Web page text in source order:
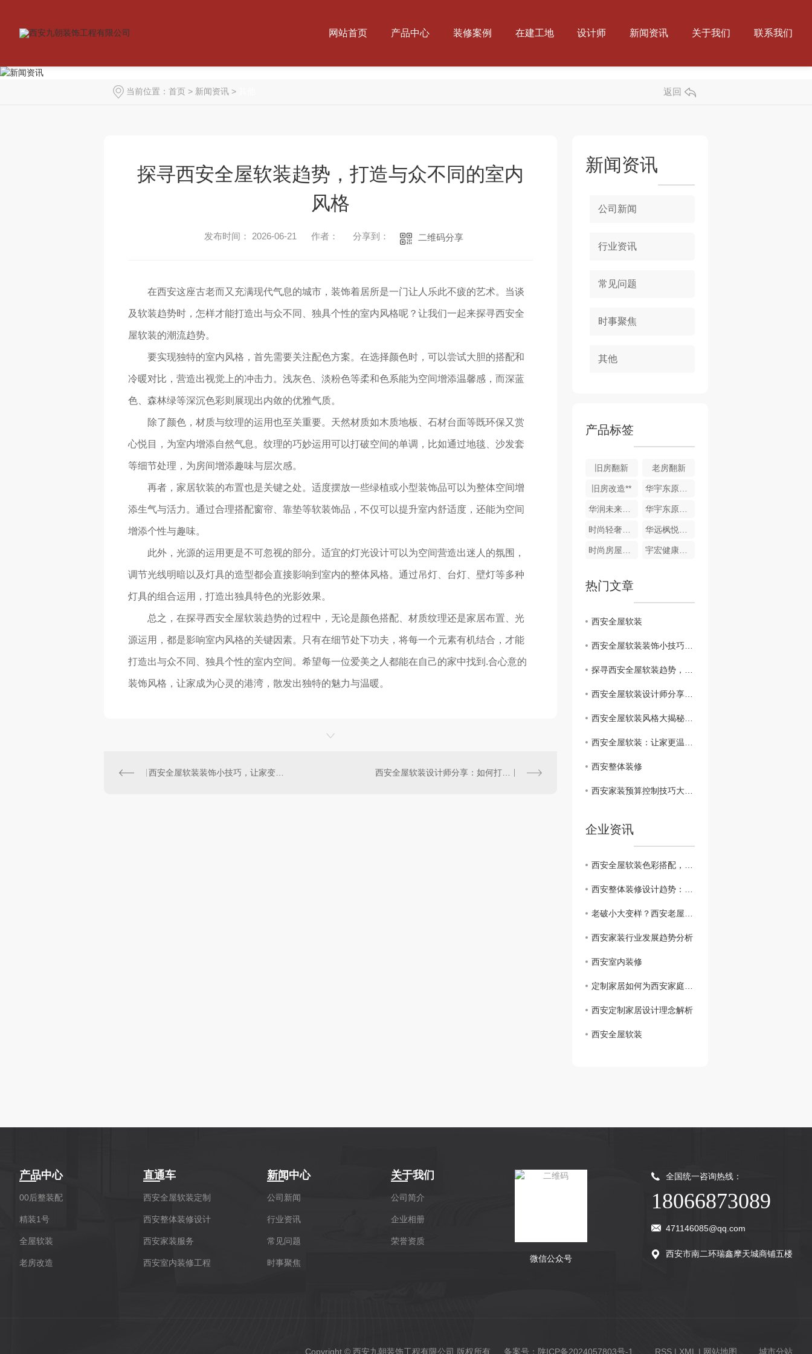
网站首页 产品中心 装修案例 在建工地 设计师 新闻资讯 关于我们 联系我们
当前位置： 首页 > 新闻资讯 > 返回
探寻西安全屋软装趋势，打造与众不同的室内
风格
发布时间： 2026-06-21 作者： 分享到： 二维码分享
在西安这座古老而又充满现代气息的城市，装饰着居所是一门让人乐此不疲的艺术。当谈
及软装趋势时，怎样才能打造出与众不同、独具个性的室内风格呢？让我们一起来探寻西安全
屋软装的潮流趋势。
要实现独特的室内风格，首先需要关注配色方案。在选择颜色时，可以尝试大胆的搭配和
冷暖对比，营造出视觉上的冲击力。浅灰色、淡粉色等柔和色系能为空间增添温馨感，而深蓝
色、森林绿等深沉色彩则展现出内敛的优雅气质。
除了颜色，材质与纹理的运用也至关重要。天然材质如木质地板、石材台面等既环保又赏
心悦目，为室内增添自然气息。纹理的巧妙运用可以打破空间的单调，比如通过地毯、沙发套
等细节处理，为房间增添趣味与层次感。
再者，家居软装的布置也是关键之处。适度摆放一些绿植或小型装饰品可以为整体空间增
添生气与活力。通过合理搭配窗帘、靠垫等软装饰品，不仅可以提升室内舒适度，还能为空间
增添个性与趣味。
此外，光源的运用更是不可忽视的部分。适宜的灯光设计可以为空间营造出迷人的氛围，
调节光线明暗以及灯具的造型都会直接影响到室内的整体风格。通过吊灯、台灯、壁灯等多种
灯具的组合运用，打造出独具特色的光影效果。
总之，在探寻西安全屋软装趋势的过程中，无论是颜色搭配、材质纹理还是家居布置、光
源运用，都是影响室内风格的关键因素。只有在细节处下功夫，将每一个元素有机结合，才能
打造出与众不同、独具个性的室内空间。希望每一位爱美之人都能在自己的家中找到.合心意的
装饰风格，让家成为心灵的港湾，散发出独特的魅力与温暖。
西安全屋软装装饰小技巧，让家变得更加温馨舒适 西安全屋软装设计师分享：如何打造时尚现代的家居环境
新闻资讯
公司新闻
行业资讯
常见问题
时事聚焦
其他
产品标签
旧房翻新 老房翻新
旧房改造** 华宇东原阅境13-1-1801室，木门安装自检
华润未来城市DK6 4-2-601室，竣工验收 华宇东原阅境1-201室，水电验收
时尚轻奢家装 华远枫悦精装修
时尚房屋精装 宇宏健康花城三期
热门文章
西安全屋软装
西安全屋软装装饰小技巧，让家变得更加温馨舒适
探寻西安全屋软装趋势，打造与众不同的室内风格
西安全屋软装设计师分享：如何打造时尚现代的家居环境
西安全屋软装风格大揭秘，打造独具个性的家居空间
西安全屋软装：让家更温馨舒适的设计灵感
西安整体装修
西安家装预算控制技巧大揭秘
企业资讯
西安全屋软装色彩搭配，打造视觉盛宴
西安整体装修设计趋势：了解..潮流风格
老破小大变样？西安老屋改造的好处居然有这么多！
西安家装行业发展趋势分析
西安室内装修
定制家居如何为西安家庭打造舒适空间
西安定制家居设计理念解析
西安全屋软装
产品中心
00后整装配
精装1号
全屋软装
老房改造
直通车
西安全屋软装定制
西安整体装修设计
西安家装服务
西安室内装修工程
新闻中心
公司新闻
行业资讯
常见问题
时事聚焦
关于我们
公司简介
企业相册
荣誉资质
微信公众号
全国统一咨询热线：
18066873089
471146085@qq.com
西安市南二环瑞鑫摩天城商铺五楼
Copyright © 西安九朝装饰工程有限公司 版权所有 备案号： 陕ICP备2024057803号-1 RSS | XML | 网站地图 城市分站